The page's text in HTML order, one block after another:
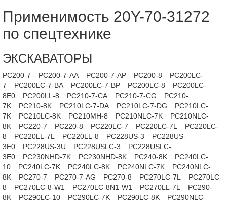
Применимость 20Y-70-31272
по спецтехнике
ЭКСКАВАТОРЫ
PC200-7 PC200-7-AA PC200-7-AP PC200-8
PC200LC-
7
PC200LC-7-BA PC200LC-7-BP PC200LC-8
PC200LC-
8E0
PC200LL-8 PC210-7-CA PC210-7-CG
PC210-
7K
PC210-8K PC210LC-7-DA PC210LC-7-DG
PC210LC-
7K
PC210LC-8K PC210MH-8 PC210NLC-7K
PC210NLC-
8K
PC220-7 PC220-8 PC220LC-7 PC220LC-7L
PC220LC-
8
PC220LL-7L PC220LL-8 PC228US-3
PC228US-
3E0
PC228US-3U PC228USLC-3
PC228USLC-
3E0
PC230NHD-7K PC230NHD-8K PC240-8K
PC240LC-
10
PC240LC-7K PC240LC-8K PC240NLC-7K
PC240NLC-
8K
PC270-7 PC270-7-AG PC270-8 PC270LC-7L
PC270LC-
8
PC270LC-8-W1 PC270LC-8N1-W1 PC270LL-7L
PC290-
8K
PC290LC-10 PC290LC-7K PC290LC-8K
PC290NLC-